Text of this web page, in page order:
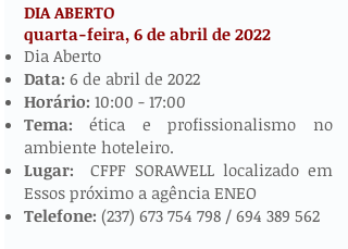
DIA ABERTO
quarta-feira, 6 de abril de 2022​​​​
Dia Aberto
Data: 6 de abril de 2022
Horário: 10:00 - 17:00
Tema: ética e profissionalismo no
ambiente hoteleiro.
Lugar: CFPF SORAWELL localizado em
Essos próximo a agência ENEO
Telefone: (237) 673 754 798/ 694 389 562